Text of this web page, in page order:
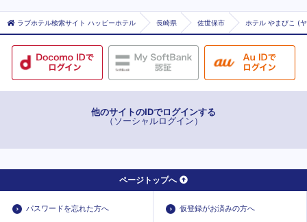
ラブホテル検索サイト ハッピーホテル 長崎県 佐世保市 ホテル やまびこ (
他のサイトのIDでログインする
（ソーシャルログイン）
ページトップへ
パスワードを忘れた方へ 仮登録がお済みの方へ